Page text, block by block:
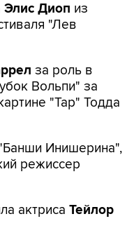
Элис Диоп из
"Лев
за роль в
Вольпи" за
"Тар" Тодда
Инишерина",
режиссер
актриса Тейлор